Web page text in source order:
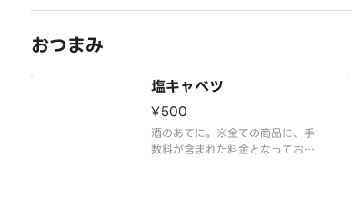
おつまみ
塩キャベツ
¥500
酒のあてに。※全ての商品に、手
数料が含まれた料金となっており